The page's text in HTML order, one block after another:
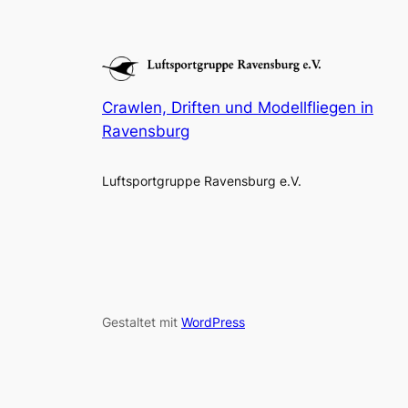
Crawlen, Driften und Modellfliegen in
Ravensburg
Luftsportgruppe Ravensburg e.V.
Gestaltet mit WordPress